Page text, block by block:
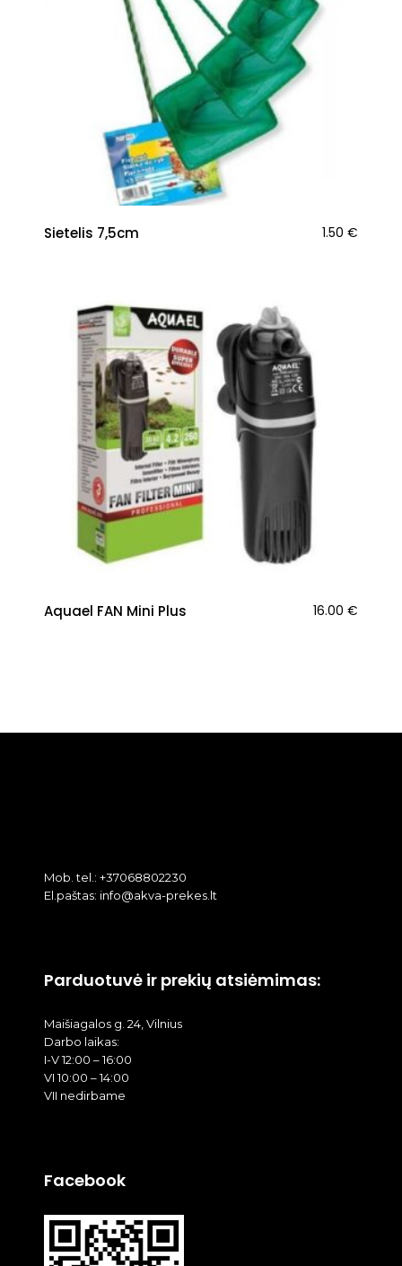
Sietelis 7,5cm 1.50 €
Aquael FAN Mini Plus 16.00 €
Mob. tel.: +37068802230
El.paštas: info@akva-prekes.lt
Parduotuvė ir prekių atsiėmimas:
Maišiagalos g. 24, Vilnius
Darbo laikas:
I-V 12:00 – 16:00
VI 10:00 – 14:00
VII nedirbame
Facebook